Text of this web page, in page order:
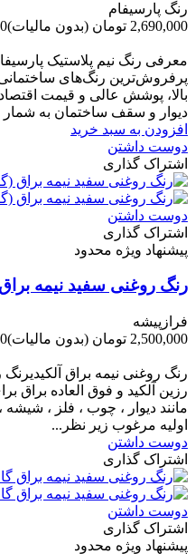
رنگ پارسیفام
2,690,000 تومان
(بدون مالیات)
معرفی رنگ نیم پلاستیک
پرفروش‌ترین رنگ‌های
بالا، پوشش عالی و قیمت
دیوار و سقف ساختمان به
افزودن به سبد خرید
دوست داشتن
اشتراک گذاری
دوست داشتن
اشتراک گذاری
پیشنهاد ویژه محدود
رنگ روغنی سفید نیمه براق (گالن) 4
فرازپیشه
2,500,000 تومان
(بدون مالیات)
رنگ روغنی نیمه براق آلکیدیرنگ
رزین آلکید و فوق العاده
مانند دیوار ، چوب ، فلز ،
اولیه مرغوب زیر نظر...
دوست داشتن
اشتراک گذاری
دوست داشتن
اشتراک گذاری
پیشنهاد ویژه محدود